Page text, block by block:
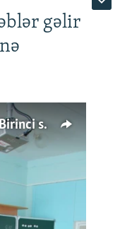
gəlir
50 min müəllim işini itirə bilər. Birinci sinfə gedənlər azalır